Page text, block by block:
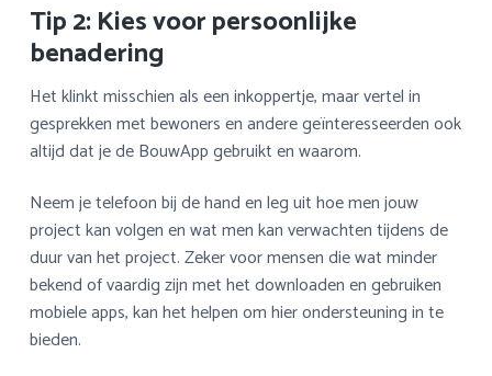
Tip 2: Kies voor persoonlijke
benadering
Het klinkt misschien als een inkoppertje, maar vertel in
gesprekken met bewoners en andere geïnteresseerden ook
altijd dat je de BouwApp gebruikt en waarom.
Neem je telefoon bij de hand en leg uit hoe men jouw
project kan volgen en wat men kan verwachten tijdens de
duur van het project. Zeker voor mensen die wat minder
bekend of vaardig zijn met het downloaden en gebruiken
mobiele apps, kan het helpen om hier ondersteuning in te
bieden.